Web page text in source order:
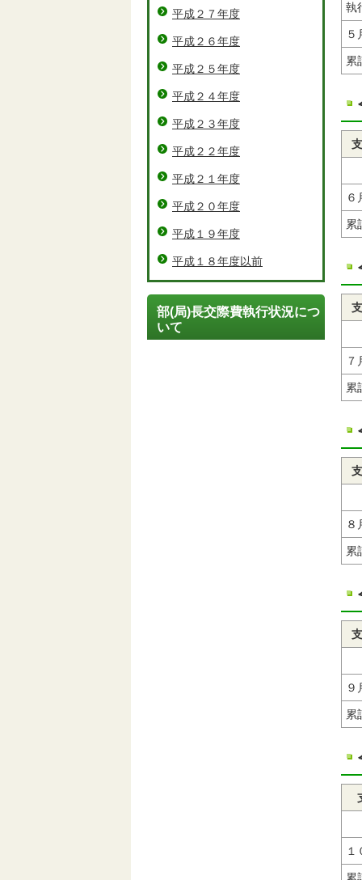
執
累
６
累
７
累
８
累
９
累
１
平成２７年度
平成２６年度
平成２５年度
平成２４年度
平成２３年度
平成２２年度
平成２１年度
平成２０年度
平成１９年度
平成１８年度以前
部(局)長交際費執行状況につ
いて